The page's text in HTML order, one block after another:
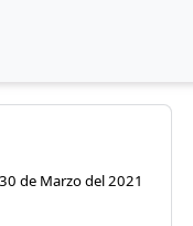
de Marzo del 2021